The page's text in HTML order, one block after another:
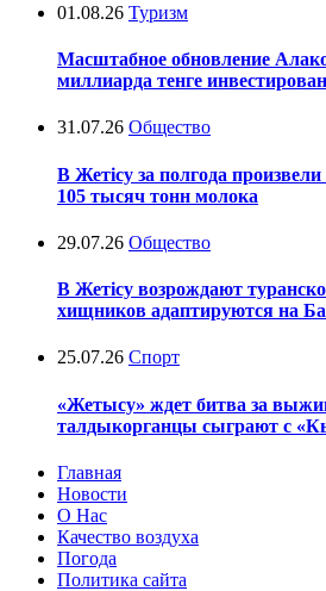
01.08.26 Туризм
Масштабное обновление
миллиарда тенге
31.07.26 Общество
В Жетісу за полгода
105 тысяч тонн молока
29.07.26 Общество
В Жетісу возрождают
хищников адаптируются на
25.07.26 Спорт
«Жетысу» ждет битва за
талдыкорганцы сыграют с
Главная
Новости
О Нас
Качество воздуха
Погода
Политика сайта